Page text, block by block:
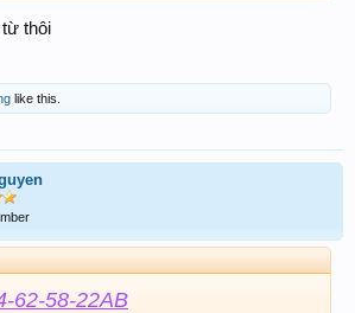
thôi
like this.
62-58-22AB